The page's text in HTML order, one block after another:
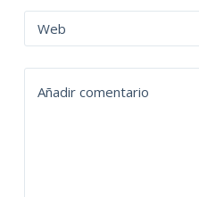
Web
Añadir comentario
a
t